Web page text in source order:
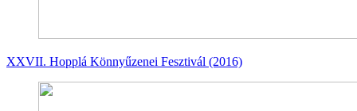
XXVII. Hopplá Könnyűzenei Fesztivál (2016)